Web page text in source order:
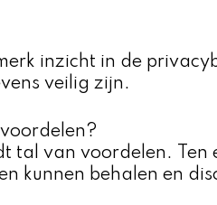
inzicht in de
veilig zijn.
tal van voordelen.
kunnen behalen en